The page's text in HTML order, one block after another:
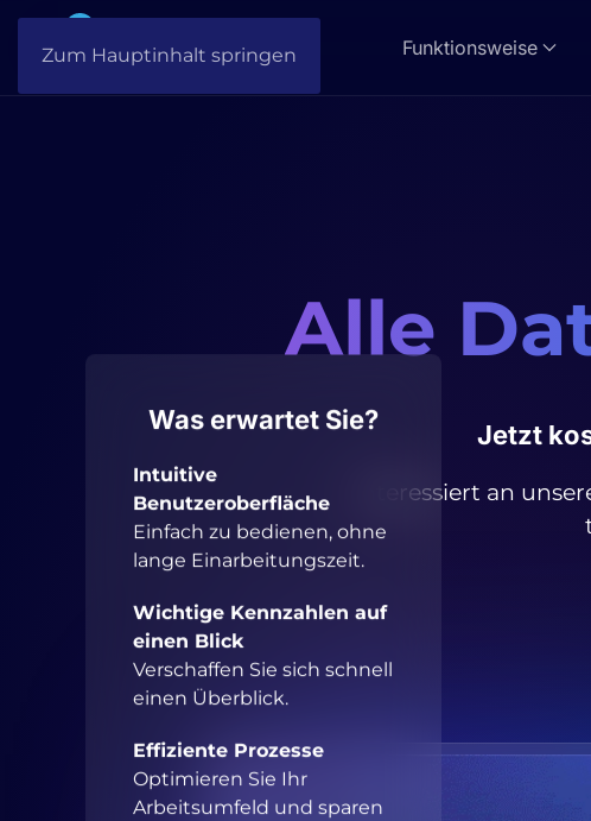
Zum Hauptinhalt springen Funktionsweise
Alle
Jetzt
Interessiert an
Was erwartet Sie?
Intuitive
Benutzeroberfläche
Einfach zu bedienen, ohne
lange Einarbeitungszeit.
Wichtige Kennzahlen auf
einen Blick
Verschaffen Sie sich schnell
einen Überblick.
Effiziente Prozesse
Optimieren Sie Ihr
Arbeitsumfeld und sparen